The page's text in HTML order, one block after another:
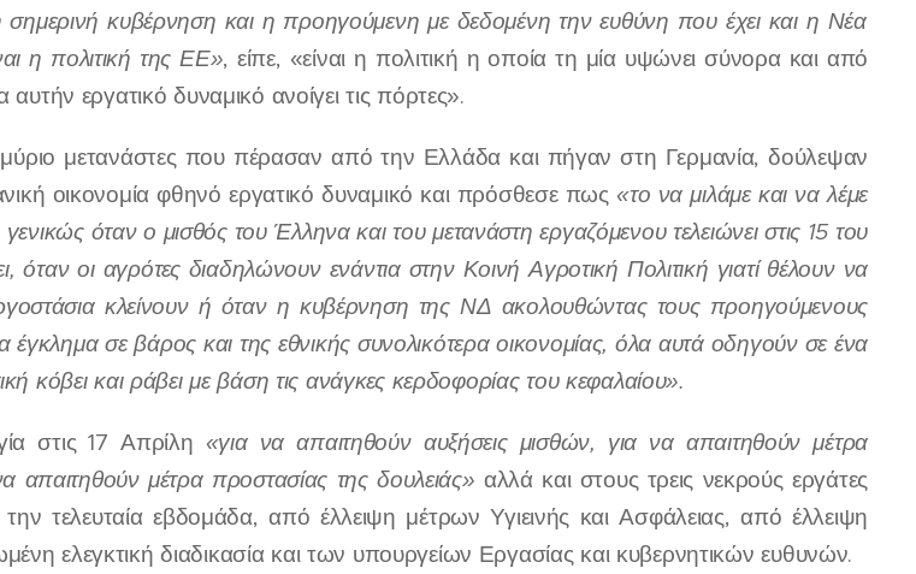
σημερινή κυβέρνηση και η προηγούμενη με δεδομένη την ευθύνη που έχει και η Νέα
η πολιτική της ΕΕ», είπε, «είναι η πολιτική η οποία τη μία υψώνει σύνορα και από
εργατικό δυναμικό ανοίγει τις πόρτες».
μετανάστες που πέρασαν από την Ελλάδα και πήγαν στη Γερμανία, δούλεψαν
οικονομία φθηνό εργατικό δυναμικό και πρόσθεσε πως«το να μιλάμε και να λέμε
όταν ο μισθός του Έλληνα και του μετανάστη εργαζόμενου τελειώνει στις 15 του
όταν οι αγρότες διαδηλώνουν ενάντια στην Κοινή Αγροτική Πολιτική γιατί θέλουν να
κλείνουν ή όταν η κυβέρνηση της ΝΔ ακολουθώντας τους προηγούμενους
έγκλημα σε βάρος και της εθνικής συνολικότερα οικονομίας, όλα αυτά οδηγούν σε ένα
κόβει και ράβει με βάση τις ανάγκες κερδοφορίας του κεφαλαίου».
στις 17 Απρίλη «για να απαιτηθούν αυξήσεις μισθών, για να απαιτηθούν μέτρα
απαιτηθούν μέτρα προστασίας της δουλειάς» αλλά και στους τρεις νεκρούς εργάτες
τελευταία εβδομάδα, από έλλειψη μέτρων Υγιεινής και Ασφάλειας, από έλλειψη
ελεγκτική διαδικασία και των υπουργείων Εργασίας και κυβερνητικών ευθυνών.